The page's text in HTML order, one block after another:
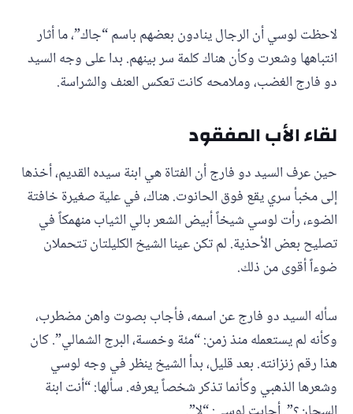
لاحظت لوسي أن الرجال ينادون بعضهم باسم “جاك”، ما أثار
انتباهها وشعرت وكأن هناك كلمة سر بينهم. بدا على وجه السيد
دو فارج الغضب، وملامحه كانت تعكس العنف والشراسة.
لقاء الأب المفقود
حين عرف السيد دو فارج أن الفتاة هي ابنة سيده القديم، أخذها
إلى مخبأ سري يقع فوق الحانوت. هناك، في علية صغيرة خافتة
الضوء، رأت لوسي شيخاً أبيض الشعر بالي الثياب منهمكاً في
تصليح بعض الأحذية. لم تكن عينا الشيخ الكليلتان تتحملان
ضوءاً أقوى من ذلك.
سأله السيد دو فارج عن اسمه، فأجاب بصوت واهن مضطرب،
وكأنه لم يستعمله منذ زمن: “مئة وخمسة، البرج الشمالي”. كان
هذا رقم زنزانته. بعد قليل، بدأ الشيخ ينظر في وجه لوسي
وشعرها الذهبي وكأنما تذكر شخصاً يعرفه. سألها: “أنت ابنة